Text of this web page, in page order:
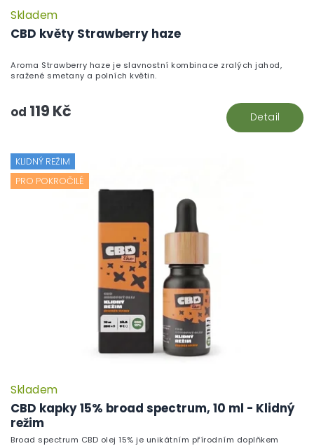
CBD květy Strawberry haze
Skladem
od 119 Kč Detail
Aroma Strawberry haze je slavnostní kombinace zralých jahod,
sražené smetany a polních květin.
KLIDNÝ REŽIM
PRO POKROČILÉ
CBD kapky 15% broad spectrum, 10 ml - Klidný
režim
Skladem
Broad spectrum CBD olej 15% je unikátním přírodním doplňkem